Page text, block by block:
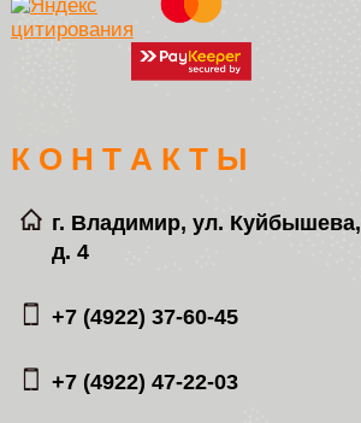
К О Н Т А К Т Ы
г. Владимир, ул. Куйбышева,
д. 4
+7 (4922) 37-60-45
+7 (4922) 47-22-03